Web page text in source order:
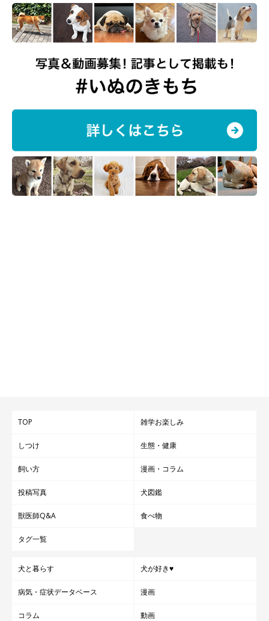
TOP 雑学お楽しみ
しつけ 生態・健康
飼い方 漫画・コラム
投稿写真 犬図鑑
獣医師Q&A 食べ物
タグ一覧
犬と暮らす 犬が好き♥
病気・症状データベース 漫画
コラム 動画